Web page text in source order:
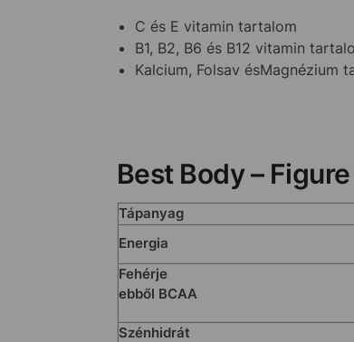
C és E vitamin tartalom
B1, B2, B6 és B12 vitamin
Kalcium, Folsav ésMagnézium
Best Body –
Tápanyag
Energia
Fehérje
ebből BCAA
Szénhidrát